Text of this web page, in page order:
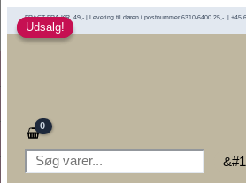
Gå
til
FRAGT FRA KR. 49,- | Levering til døren i postnummer 6310-6400 25,- | +45
Søg
Udsalg!
Udsalg!